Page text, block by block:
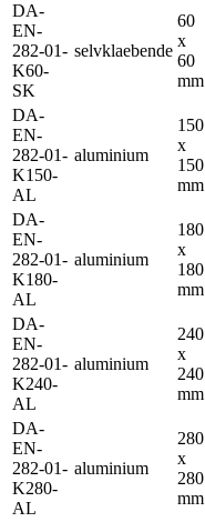
DA-
EN-
282-01-
K60-
SK
selvklaebende
60
x
60
mm
DA-
EN-
282-01-
K150-
AL
aluminium
150
x
150
mm
DA-
EN-
282-01-
K180-
AL
aluminium
180
x
180
mm
DA-
EN-
282-01-
K240-
AL
aluminium
240
x
240
mm
DA-
EN-
282-01-
K280-
AL
aluminium
280
x
280
mm